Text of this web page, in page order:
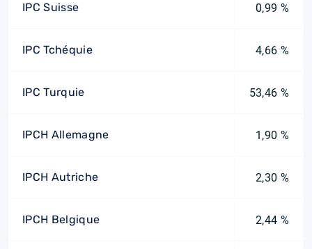
IPC Suisse 0,99 %
IPC Tchéquie 4,66 %
IPC Turquie 53,46 %
IPCH Allemagne 1,90 %
IPCH Autriche 2,30 %
IPCH Belgique 2,44 %